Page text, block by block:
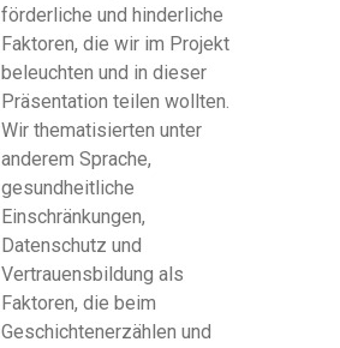
förderliche und hinderliche
Faktoren, die wir im Projekt
beleuchten und in dieser
Präsentation teilen wollten.
Wir thematisierten unter
anderem Sprache,
gesundheitliche
Einschränkungen,
Datenschutz und
Vertrauensbildung als
Faktoren, die beim
Geschichtenerzählen und